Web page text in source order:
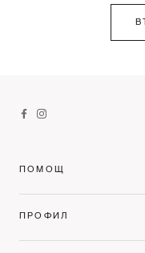
ПОМОЩ
ПРОФИЛ